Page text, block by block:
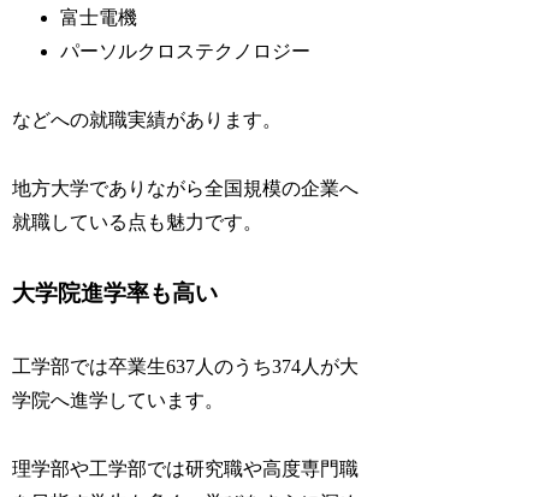
富士電機
パーソルクロステクノロジー
などへの就職実績があります。
地方大学でありながら全国規模の企業へ
就職している点も魅力です。
大学院進学率も高い
工学部では卒業生637人のうち374人が大
学院へ進学しています。
理学部や工学部では研究職や高度専門職